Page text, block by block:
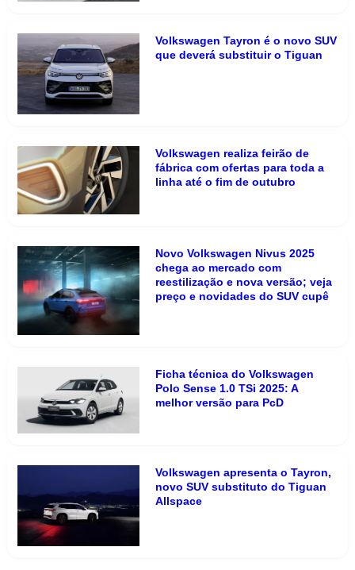
Volkswagen Tayron é o novo SUV
que deverá substituir o Tiguan
Volkswagen realiza feirão de
fábrica com ofertas para toda a
linha até o fim de outubro
Novo Volkswagen Nivus 2025
chega ao mercado com
reestilização e nova versão; veja
preço e novidades do SUV cupê
Ficha técnica do Volkswagen
Polo Sense 1.0 TSi 2025: A
melhor versão para PcD
Volkswagen apresenta o Tayron,
novo SUV substituto do Tiguan
Allspace